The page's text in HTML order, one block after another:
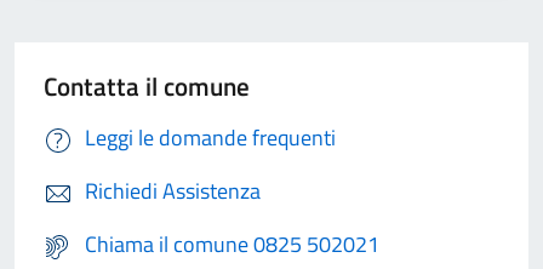
Contatta il comune
Leggi le domande frequenti
Richiedi Assistenza
Chiama il comune 0825 502021